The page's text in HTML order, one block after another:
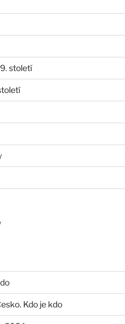
století
Kdo je kdo